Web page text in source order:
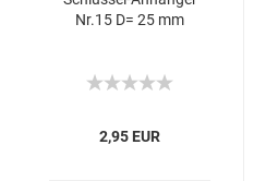
Nr.15 D= 25 mm
2,95 EUR